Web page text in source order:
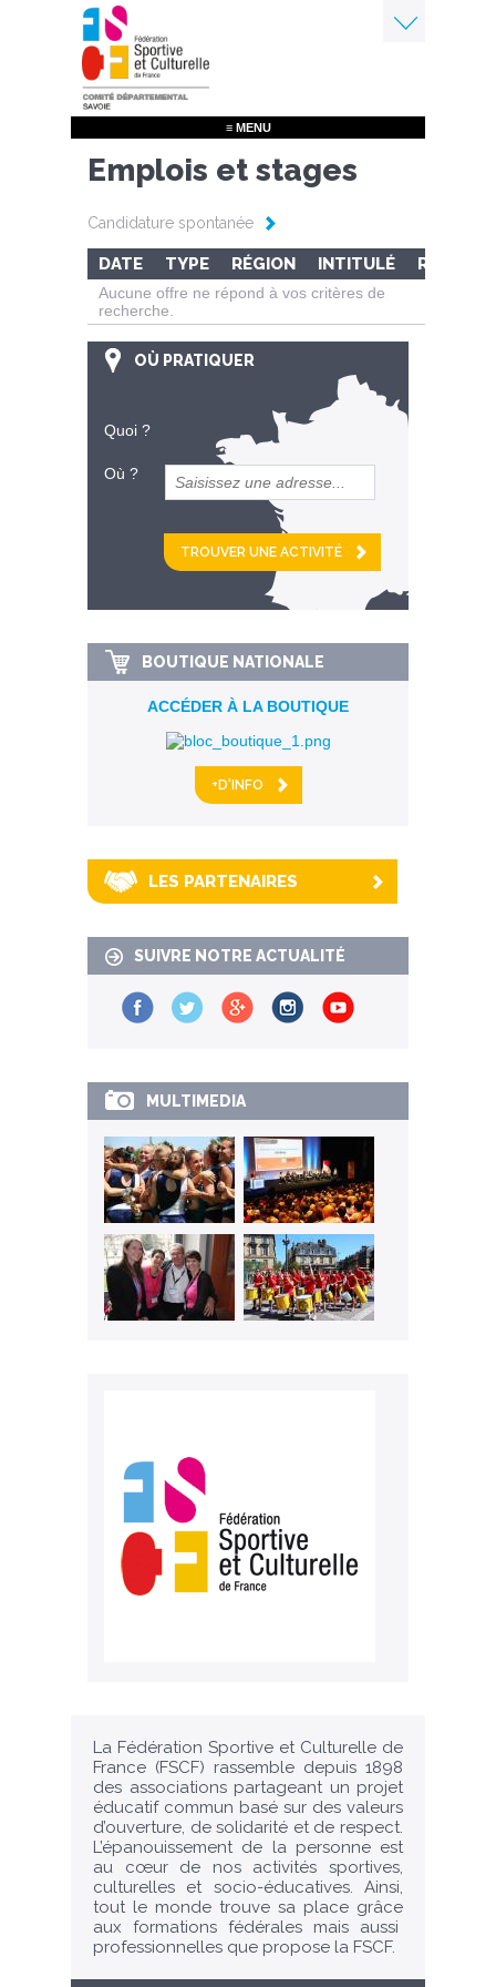
Aller
au
contenu
principal
≡ MENU
Emplois et stages
Candidature spontanée
DATE TYPE RÉGION INTITULÉ RÉF.
Aucune offre ne répond à vos critères de
recherche.
OÙ PRATIQUER
Quoi ?
Où ?
et
km alentour
BOUTIQUE NATIONALE
ACCÉDER À LA BOUTIQUE
+D'INFO
LES PARTENAIRES
SUIVRE NOTRE ACTUALITÉ
MULTIMEDIA
La Fédération Sportive et Culturelle de
France (FSCF) rassemble depuis 1898
des associations partageant un projet
éducatif commun basé sur des valeurs
d’ouverture, de solidarité et de respect.
L’épanouissement de la personne est
au cœur de nos activités sportives,
culturelles et socio-éducatives. Ainsi,
tout le monde trouve sa place grâce
aux formations fédérales mais aussi
professionnelles que propose la FSCF.